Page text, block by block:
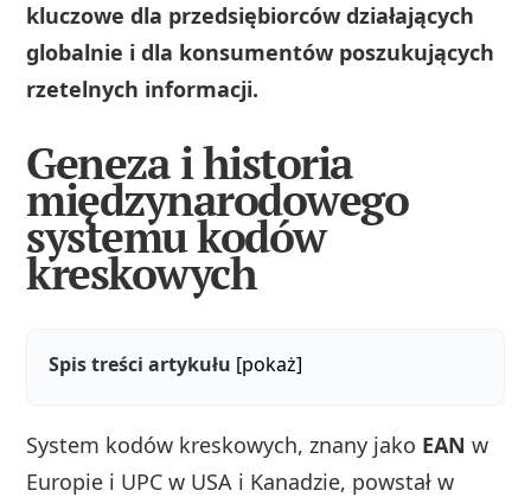
kluczowe dla przedsiębiorców działających
globalnie i dla konsumentów poszukujących
rzetelnych informacji.
Geneza i historia
międzynarodowego
systemu kodów
kreskowych
Spis treści artykułu [pokaż]
System kodów kreskowych, znany jako EAN w
Europie i UPC w USA i Kanadzie, powstał w